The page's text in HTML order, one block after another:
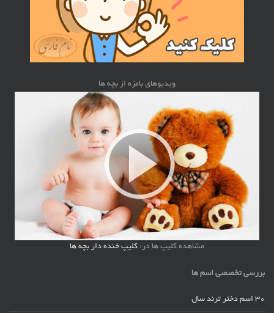
ویدیوهای بامزه از بچه ها
مشاهده کلیپ ها در: کلیپ خنده دار بچه ها
بررسی تخصصی اسم ها
30 اسم دختر ترند سال